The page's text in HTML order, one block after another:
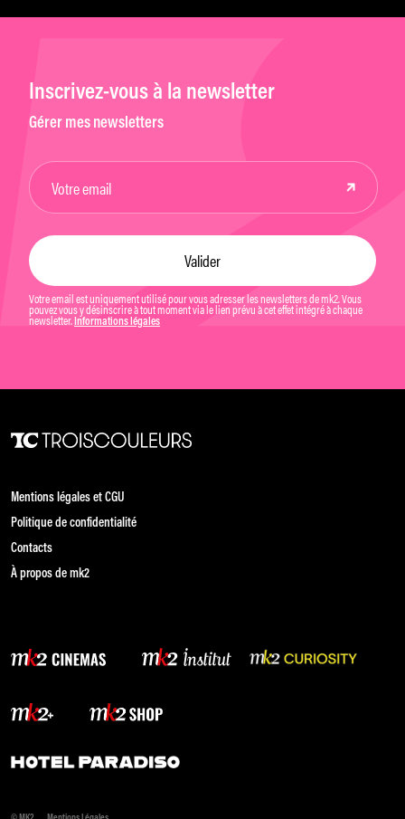
Inscrivez-vous à la newsletter
Gérer mes newsletters
Votre email est uniquement utilisé pour vous adresser les newsletters de mk2. Vous
pouvez vous y désinscrire à tout moment via le lien prévu à cet effet intégré à chaque
newsletter. Informations légales
Mentions légales et CGU
Politique de confidentialité
Contacts
À propos de mk2